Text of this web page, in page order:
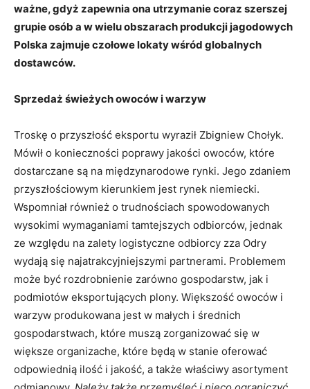
ważne, gdyż zapewnia ona utrzymanie coraz szerszej
grupie osób a w wielu obszarach produkcji jagodowych
Polska zajmuje czołowe lokaty wśród globalnych
dostawców.
Sprzedaż świeżych owoców i warzyw
Troskę o przyszłość eksportu wyraził Zbigniew Chołyk.
Mówił o konieczności poprawy jakości owoców, które
dostarczane są na międzynarodowe rynki. Jego zdaniem
przyszłościowym kierunkiem jest rynek niemiecki.
Wspomniał również o trudnościach spowodowanych
wysokimi wymaganiami tamtejszych odbiorców, jednak
ze względu na zalety logistyczne odbiorcy zza Odry
wydają się najatrakcyjniejszymi partnerami. Problemem
może być rozdrobnienie zarówno gospodarstw, jak i
podmiotów eksportujących plony. Większość owoców i
warzyw produkowana jest w małych i średnich
gospodarstwach, które muszą zorganizować się w
większe organizache, które będą w stanie oferować
odpowiednią ilość i jakość, a także właściwy asortyment